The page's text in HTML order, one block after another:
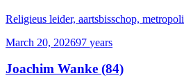
Religieus leider, aartsbisschop,
March 20, 202697 years
Joachim Wanke (84)